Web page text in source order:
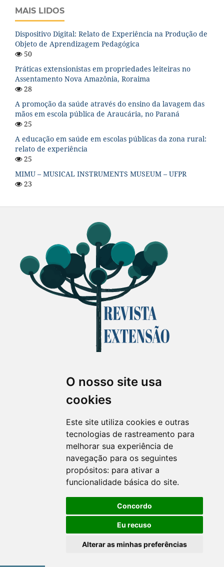
O nosso site usa
cookies
Este site utiliza cookies e outras
tecnologias de rastreamento para
melhorar sua experiência de
navegação para os seguintes
propósitos: para ativar a
funcionalidade básica do site.
Concordo
Eu recuso
Alterar as minhas preferências
MAIS LIDOS
Dispositivo Digital: Relato de Experiência na Produção de
Objeto de Aprendizagem Pedagógica
50
Práticas extensionistas em propriedades leiteiras no
Assentamento Nova Amazônia, Roraima
28
A promoção da saúde através do ensino da lavagem das
mãos em escola pública de Araucária, no Paraná
25
A educação em saúde em escolas públicas da zona rural:
relato de experiência
25
MIMU – MUSICAL INSTRUMENTS MUSEUM – UFPR
23
Revista Extensão em Foco
ISSN 2358-7180 (on-line)